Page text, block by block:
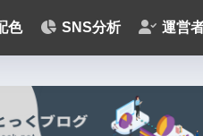
色 SNS分析 運営